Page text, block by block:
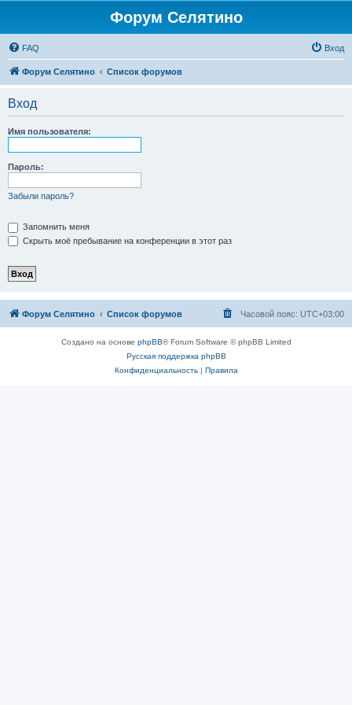
Форум Селятино
FAQ Вход
Форум Селятино Список форумов
Вход
Имя пользователя:
Пароль:
Забыли пароль?
Запомнить меня
Скрыть моё пребывание на конференции в этот раз
Форум Селятино Список форумов Часовой пояс: UTC+03:00
Создано на основе phpBB® Forum Software © phpBB Limited
Русская поддержка phpBB
Конфиденциальность| Правила